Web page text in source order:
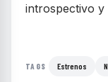
introspectivo y
TAGS Estrenos